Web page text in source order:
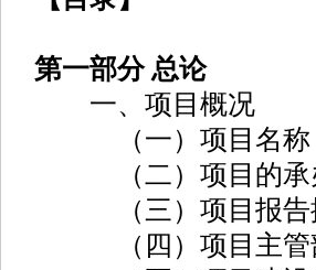
第一部分 总论
一、项目概况
（一）项目名称
（二）项目的承
（三）项目报告
（四）项目主管